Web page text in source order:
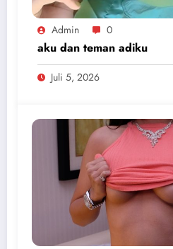
Admin 0
aku dan teman adiku
Juli 5, 2026